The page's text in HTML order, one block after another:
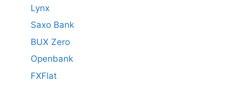
Lynx
Saxo Bank
BUX Zero
Openbank
FXFlat